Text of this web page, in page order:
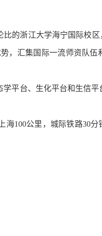
比的浙江大学海宁国际校区
，汇集国际一流师资队
平台、生化平台和生信平
海100公里，城际铁路30分